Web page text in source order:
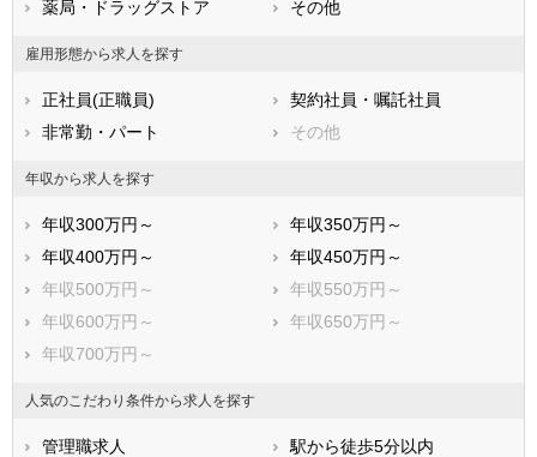
香川県
愛媛県
鹿児島県
薬局・ドラッグストア
その他
雇用形態から求人を探す
正社員(正職員)
契約社員・嘱託社員
非常勤・パート
その他
年収から求人を探す
年収300万円～
年収350万円～
年収400万円～
年収450万円～
年収500万円～
年収550万円～
年収600万円～
年収650万円～
年収700万円～
人気のこだわり条件から求人を探す
管理職求人
駅から徒歩5分以内